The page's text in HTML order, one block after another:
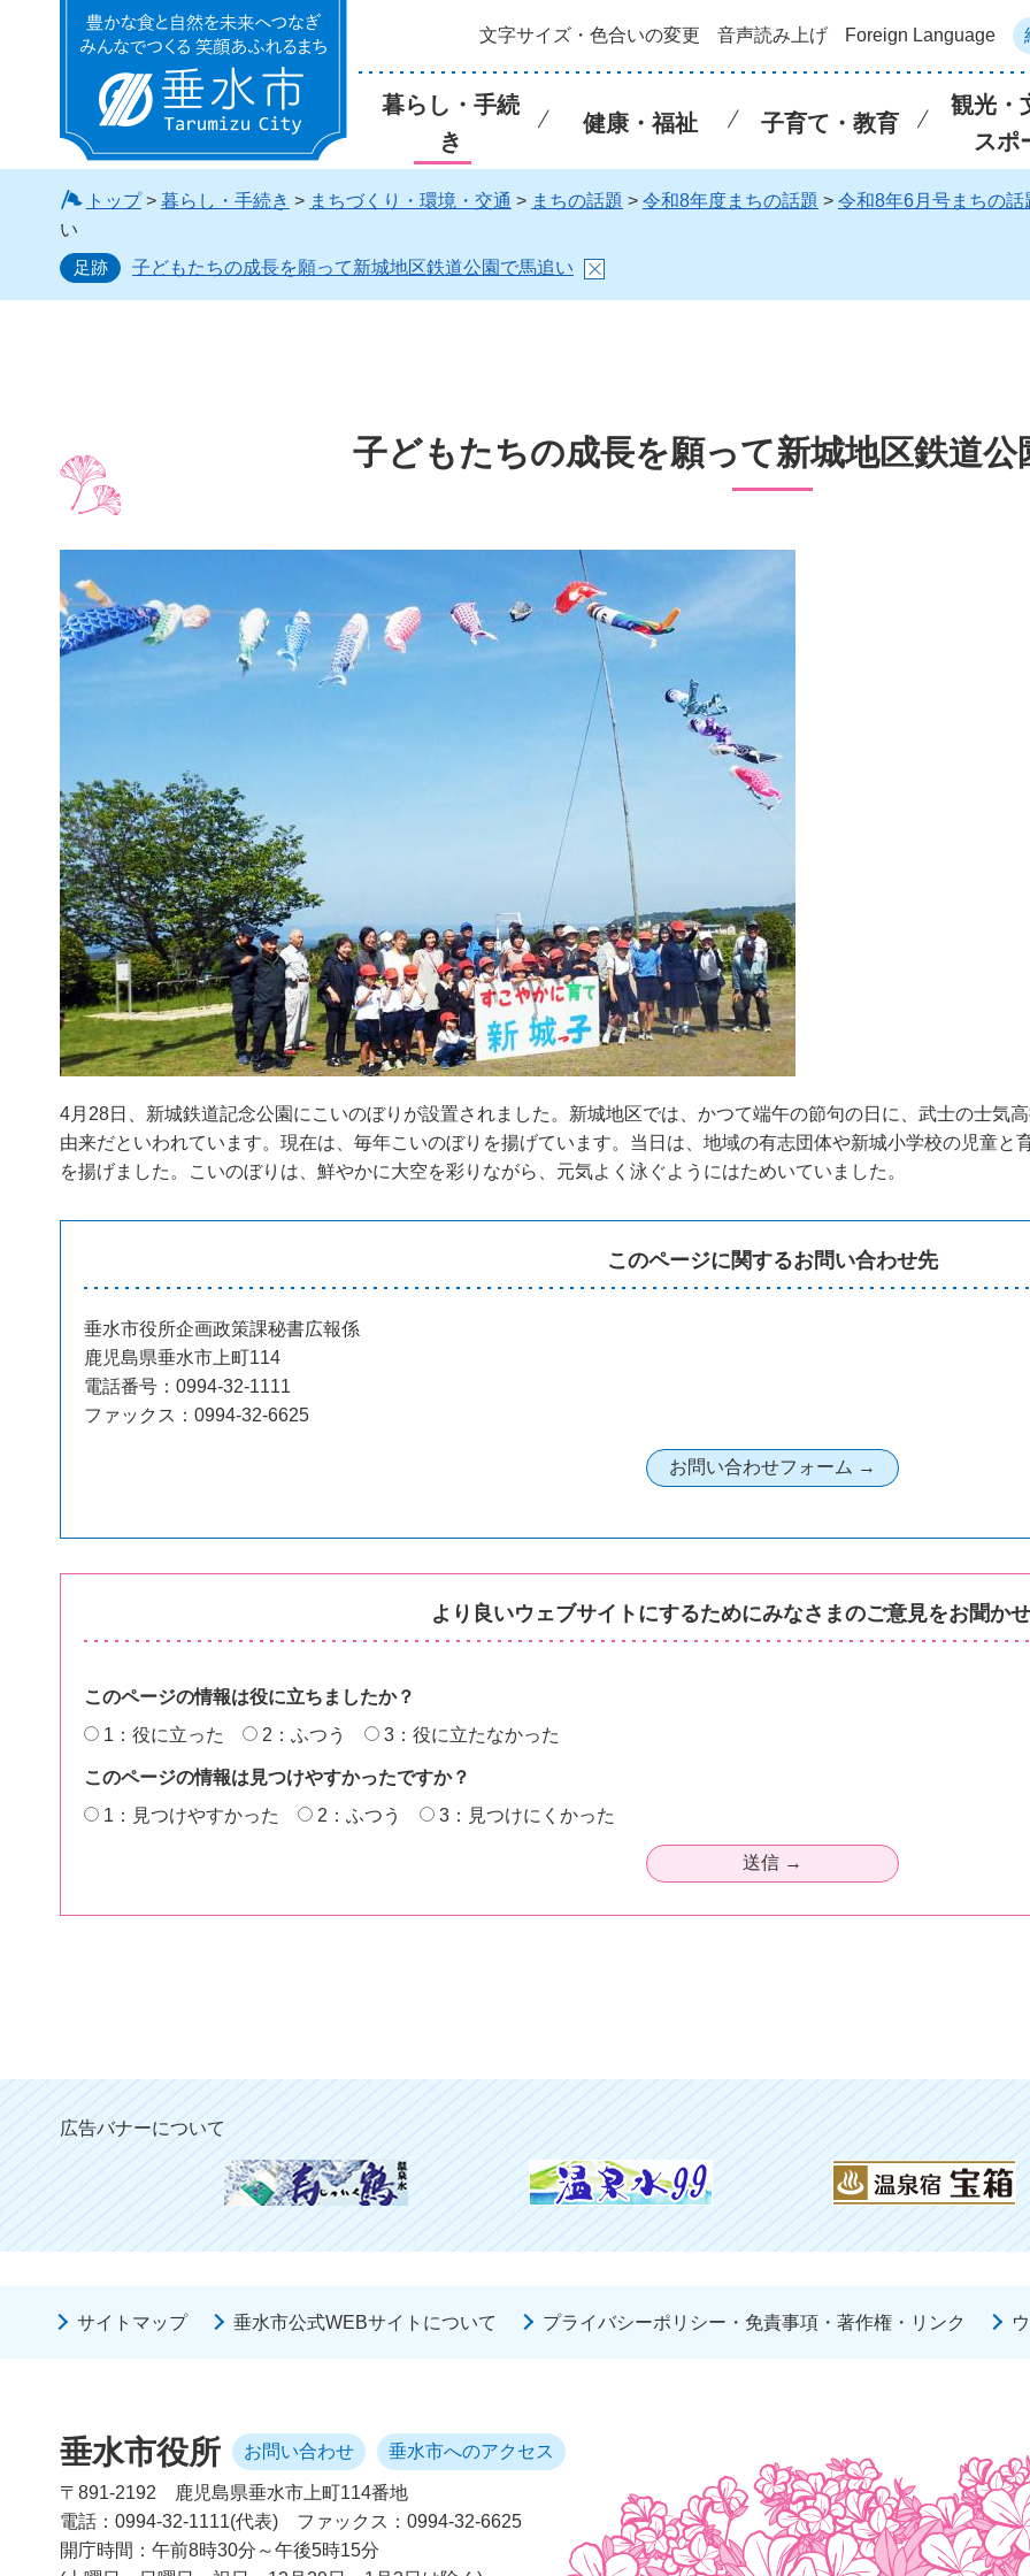
垂水市 文字サイズ・色合いの変更 音声読み上げ Foreign Language
暮らし・手続
き
健康・福祉 子育て・教育
観光・
スポ
トップ> 暮らし・手続き > まちづくり・環境・交通 > まちの話題 > 令和8年度まちの話題 > 令和8年6月号まちの話
い
足跡
子どもたちの成長を願って新城地区鉄道公園で馬追い
子どもたちの成長を願って新城地区鉄道公
4月28日、新城鉄道記念公園にこいのぼりが設置されました。新城地区では、かつて端午の節句の日に、武士の士気
由来だといわれています。現在は、毎年こいのぼりを揚げています。当日は、地域の有志団体や新城小学校の児童と
を揚げました。こいのぼりは、鮮やかに大空を彩りながら、元気よく泳ぐようにはためいていました。
このページに関するお問い合わせ先
垂水市役所企画政策課秘書広報係
鹿児島県垂水市上町114
電話番号：0994-32-1111
ファックス：0994-32-6625
より良いウェブサイトにするためにみなさまのご意見をお聞か
このページの情報は役に立ちましたか？
1：役に立った
2：ふつう 3：役に立たなかった
このページの情報は見つけやすかったですか？
1：見つけやすかった
2：ふつう 3：見つけにくかった
広告バナーについて
サイトマップ 垂水市公式WEBサイトについて プライバシーポリシー・免責事項・著作権・リンク
垂水市役所 お問い合わせ 垂水市へのアクセス
〒891-2192
鹿児島県垂水市上町114番地
電話：0994-32-1111(代表)
ファックス：0994-32-6625
開庁時間：午前8時30分～午後5時15分